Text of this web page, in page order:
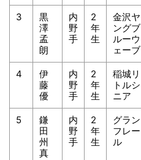
3
黒
澤
孟
朗
内
野
手
2
年
生
金沢ヤ
ングブ
ルーウ
ェーブ
4
伊
藤
優
内
野
手
2
年
生
稲城リ
トルシ
ニア
5
鎌
田
州
真
内
野
手
2
年
生
グラン
フレー
ル